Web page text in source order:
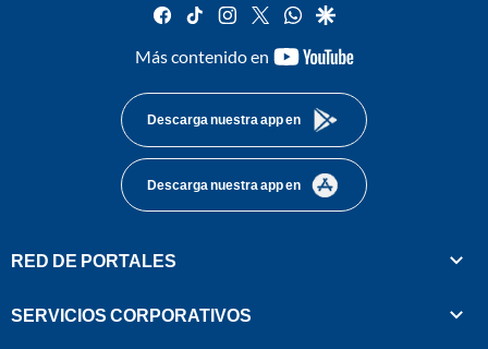
facebook
tiktok instagram
twitterwhatsapp
google
Más contenido en
youtube-
Descarga nuestra app en
Descarga nuestra app en
RED DE PORTALES
SERVICIOS CORPORATIVOS